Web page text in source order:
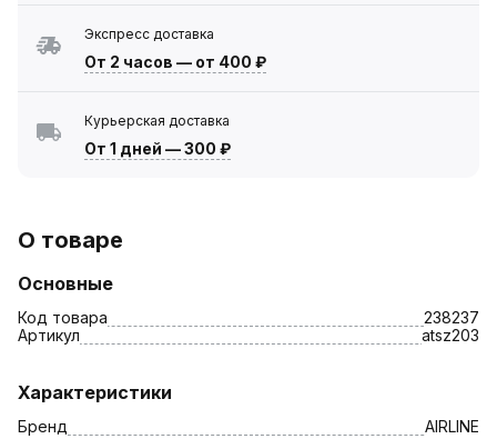
Экспресс доставка
От 2 часов — от 400 ₽
Курьерская доставка
От 1 дней —300 ₽
О товаре
Основные
Код товара
238237
Артикул
atsz203
Характеристики
Бренд AIRLINE